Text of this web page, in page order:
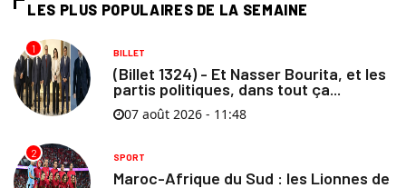
LES PLUS POPULAIRES DE LA SEMAINE
1 BILLET
(Billet 1324) - Et Nasser Bourita, et les
partis politiques, dans tout ça...
07 août 2026 - 11:48
2 SPORT
Maroc-Afrique du Sud : les Lionnes de